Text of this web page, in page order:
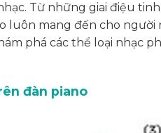
Từ những giai điệu
luôn mang đến cho
phá các thể loại nhạc
đàn piano